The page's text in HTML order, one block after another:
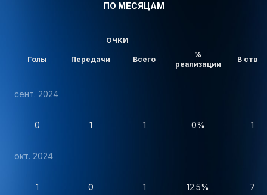
ПО МЕСЯЦАМ
ОЧКИ
Голы Передачи Всего
%
реализации
В створ
сент. 2024
0 1 1 0% 1
окт. 2024
1 0 1 12.5% 7